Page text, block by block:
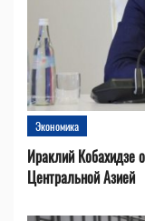
Экономика
Ираклий Кобахидзе
Центральной Азией